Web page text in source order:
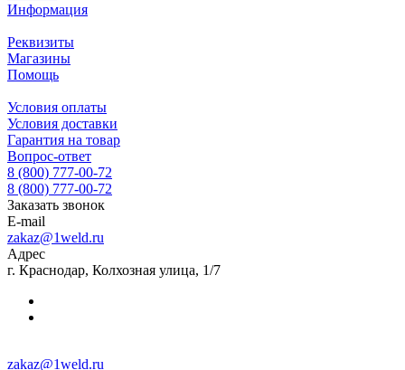
Информация
Реквизиты
Магазины
Помощь
Условия оплаты
Условия доставки
Гарантия на товар
Вопрос-ответ
8 (800) 777-00-72
8 (800) 777-00-72
Заказать звонок
E-mail
zakaz@1weld.ru
Адрес
г. Краснодар, Колхозная улица, 1/7
zakaz@1weld.ru